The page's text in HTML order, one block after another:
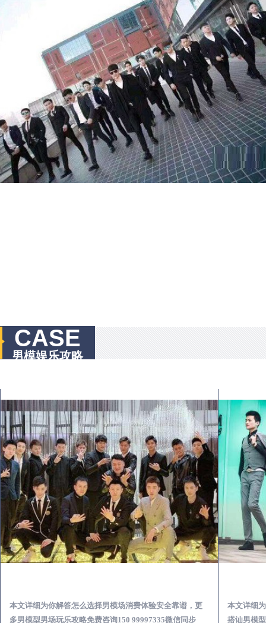
CASE
男模娱乐攻略
本文详细为你解答怎么选择男模场消费体验安全靠谱，更
多男模型男场玩乐攻略免费咨询150 99997335微信同步
本文详细
搭讪男模